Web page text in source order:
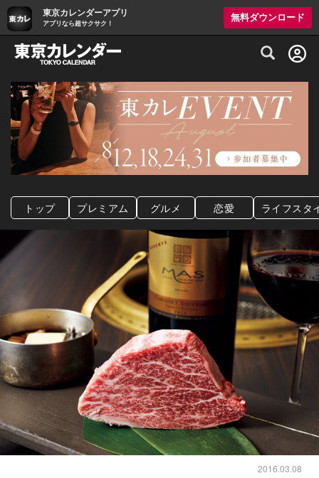
東京カレンダーアプリ
アプリなら超サクサク！
無料ダウンロード
グルメ情報・プレミアムレストラン予約
トップ プレミアム グルメ 恋愛 ライフスタ
2016.03.08